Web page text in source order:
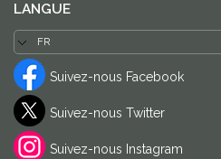
LANGUE
Suivez-nous Facebook
Suivez-nous Twitter
Suivez-nous Instagram